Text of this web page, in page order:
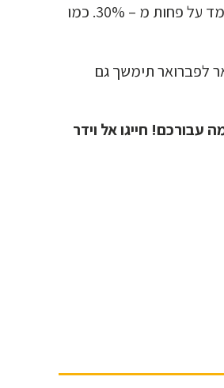
ביחס של 60%-75%, 37% היו ביחס של 45%-60% ורק ב – 10% מהמשכנתאות היחס עמד על פחות מ – 30%. כמו
שהתבטאה בהפרש של 13% בן חודש ינואר לפברואר תימשך גם
חייגו אל וידר